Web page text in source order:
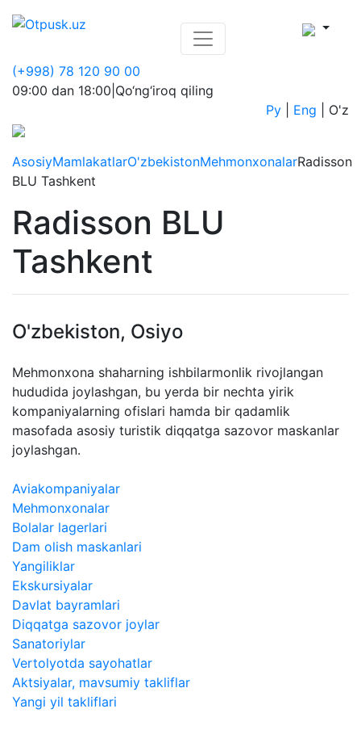
(+998) 78 120 90 00
09:00 dan 18:00 Qo‘ng‘iroq qiling
Ру
Eng O'z
AsosiyMamlakatlarO'zbekistonMehmonxonalarRadisson
BLU Tashkent
Radisson BLU
Tashkent
O'zbekiston, Osiyo
Mehmonxona shaharning ishbilarmonlik rivojlangan
hududida joylashgan, bu yerda bir nechta yirik
kompaniyalarning ofislari hamda bir qadamlik
masofada asosiy turistik diqqatga sazovor maskanlar
joylashgan.
Aviakompaniyalar
Mehmonxonalar
Bolalar lagerlari
Dam olish maskanlari
Yangiliklar
Ekskursiyalar
Davlat bayramlari
Diqqatga sazovor joylar
​Sanatoriylar
Vertolyotda sayohatlar
Aktsiyalar, mavsumiy takliflar
Yangi yil takliflari